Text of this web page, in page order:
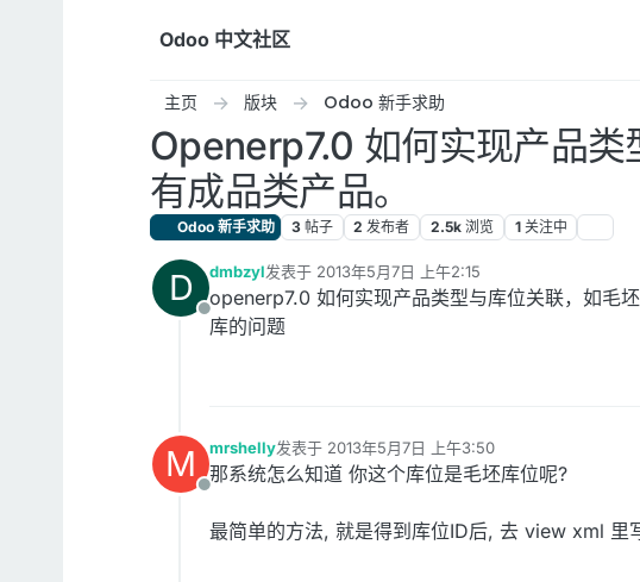
Odoo 中文社区
主页 版块 Odoo 新手求助
Openerp7.0 如何实现产品
有成品类产品。
Odoo 新手求助 3 帖子 2 发布者 2.5k 浏览 1 关注中
D
离线
dmbzyl发表于 2013年5月7日 上午2:15
最后由 编辑
openerp7.0 如何实现产品类型与库位关联，如毛
库的问题
M
离线
mrshelly发表于 2013年5月7日 上午3:50
最后由 编辑
那系统怎么知道 你这个库位是毛坯库位呢?
最简单的方法, 就是得到库位ID后, 去 view xml 里